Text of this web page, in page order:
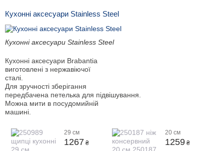
Кухонні аксесуари Stainless Steel
Кухонні аксесуари Stainless Steel
Кухонні аксесуари Brabantia
виготовлені з нержавіючої
сталі.
Для зручності зберігання
передбачена петелька для підвішування.
Можна мити в посудомийній
машині.
29 см
1267 ₴
20 см
1259 ₴